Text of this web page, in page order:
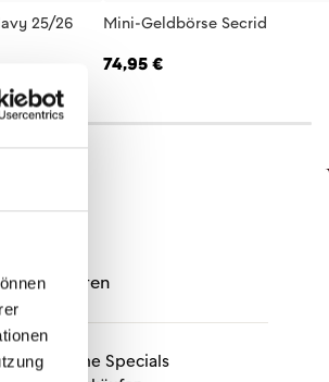
25/26
Mini-Geldbörse Secrid
74,95 €
neuesten
und Online Specials